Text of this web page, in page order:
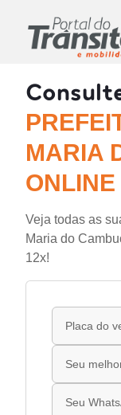
MARIA
ONLINE
Veja todas as
Maria do
12x!